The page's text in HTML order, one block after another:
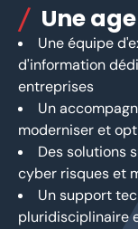
Une
Une équipe
d'information
entreprises
Un
moderniser et
Des solutions
cyber risques et
Un support
pluridisciplinaire